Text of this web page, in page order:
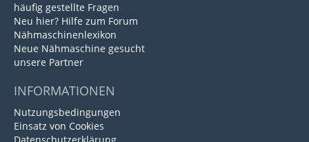
häufig gestellte Fragen
Neu hier? Hilfe zum Forum
Nähmaschinenlexikon
Neue Nähmaschine gesucht
unsere Partner
INFORMATIONEN
Nutzungsbedingungen
Einsatz von Cookies